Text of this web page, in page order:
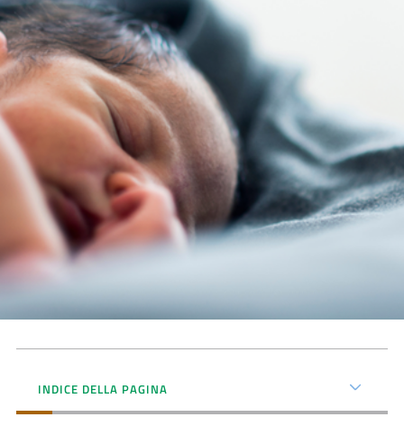
INDICE DELLA PAGINA